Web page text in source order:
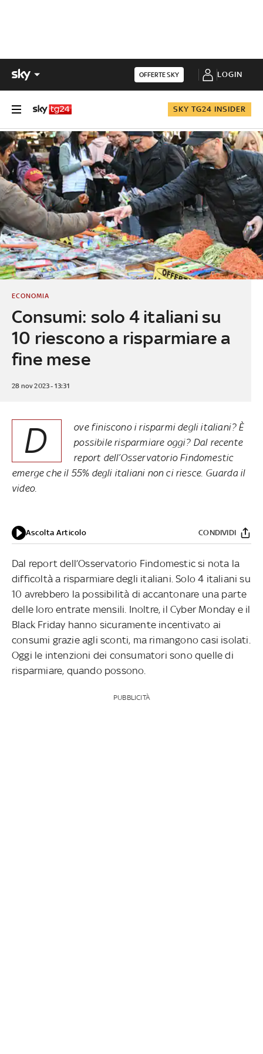
OFFERTE SKY LOGIN
SKY TG24 INSIDER
Consumi: solo 4 italiani su
10 riescono a risparmiare a
fine mese
ECONOMIA
28 nov 2023 - 13:31
D
ove finiscono i risparmi degli italiani? È
possibile risparmiare oggi? Dal recente
report dell’Osservatorio Findomestic
emerge che il 55% degli italiani non ci riesce. Guarda il
video.
Ascolta Articolo CONDIVIDI
Dal report dell’Osservatorio Findomestic si nota la
difficoltà a risparmiare degli italiani. Solo 4 italiani su
10 avrebbero la possibilità di accantonare una parte
delle loro entrate mensili. Inoltre, il Cyber Monday e il
Black Friday hanno sicuramente incentivato ai
consumi grazie agli sconti, ma rimangono casi isolati.
Oggi le intenzioni dei consumatori sono quelle di
risparmiare, quando possono.
PUBBLICITÀ